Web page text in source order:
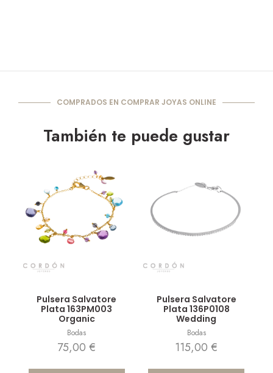
COMPRADOS EN COMPRAR JOYAS ONLINE
También te puede gustar
Pulsera Salvatore
Plata 163PM003
Organic
Bodas
75,00€
Pulsera Salvatore
Plata 136P0108
Wedding
Bodas
115,00€